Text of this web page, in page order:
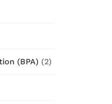
(BPA) (2)